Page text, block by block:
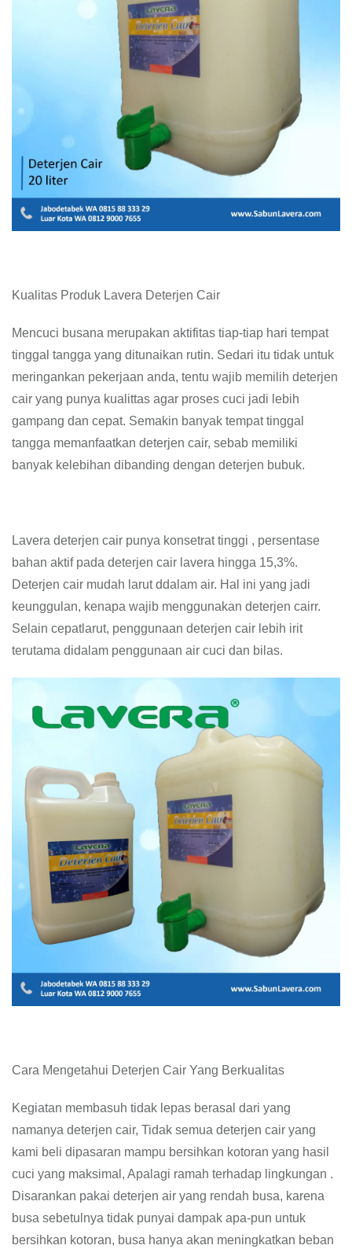
Kualitas Produk Lavera Deterjen Cair
Mencuci busana merupakan aktifitas tiap-tiap hari tempat
tinggal tangga yang ditunaikan rutin. Sedari itu tidak untuk
meringankan pekerjaan anda, tentu wajib memilih deterjen
cair yang punya kualittas agar proses cuci jadi lebih
gampang dan cepat. Semakin banyak tempat tinggal
tangga memanfaatkan deterjen cair, sebab memiliki
banyak kelebihan dibanding dengan deterjen bubuk.
Lavera deterjen cair punya konsetrat tinggi , persentase
bahan aktif pada deterjen cair lavera hingga 15,3%.
Deterjen cair mudah larut ddalam air. Hal ini yang jadi
keunggulan, kenapa wajib menggunakan deterjen cairr.
Selain cepatlarut, penggunaan deterjen cair lebih irit
terutama didalam penggunaan air cuci dan bilas.
Cara Mengetahui Deterjen Cair Yang Berkualitas
Kegiatan membasuh tidak lepas berasal dari yang
namanya deterjen cair, Tidak semua deterjen cair yang
kami beli dipasaran mampu bersihkan kotoran yang hasil
cuci yang maksimal, Apalagi ramah terhadap lingkungan .
Disarankan pakai deterjen air yang rendah busa, karena
busa sebetulnya tidak punyai dampak apa-pun untuk
bersihkan kotoran, busa hanya akan meningkatkan beban